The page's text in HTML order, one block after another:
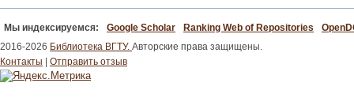
Мы индексируемся: Google Scholar Ranking Web of Repositories
2016-2026 Библиотека ВГТУ. Авторские права защищены.
Контакты
Отправить отзыв